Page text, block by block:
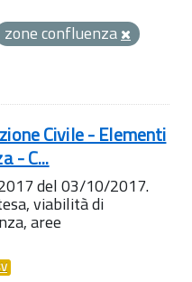
zone confluenza
Civile - Elementi
- C...
del 03/10/2017.
viabilità di
aree